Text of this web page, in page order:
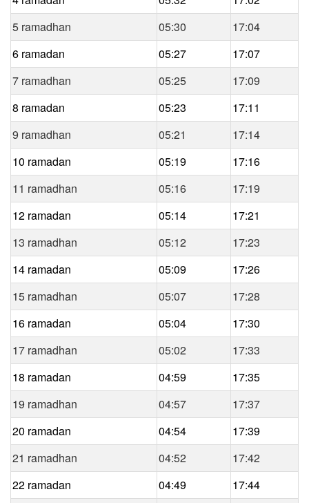
5 ramadhan
05:30
17:04
6 ramadan
05:27
17:07
7 ramadhan
05:25
17:09
8 ramadan
05:23
17:11
9 ramadhan
05:21
17:14
10 ramadan
05:19
17:16
11 ramadhan
05:16
17:19
12 ramadan
05:14
17:21
13 ramadhan
05:12
17:23
14 ramadan
05:09
17:26
15 ramadhan
05:07
17:28
16 ramadan
05:04
17:30
17 ramadhan
05:02
17:33
18 ramadan
04:59
17:35
19 ramadhan
04:57
17:37
20 ramadan
04:54
17:39
21 ramadhan
04:52
17:42
22 ramadan
04:49
17:44